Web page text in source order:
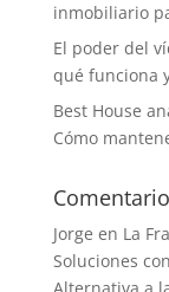
inmobiliario
El poder del
qué funciona
Best House
Cómo
Jorge en La
Soluciones